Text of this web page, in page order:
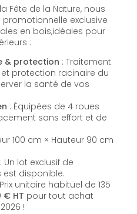
Fête de la Nature, nous
exclusive
en bois,idéales pour
:
& protection : Traitement
protection racinaire du
la santé de vos
: Équipées de 4 roues
sans effort et de
100 cm × Hauteur 90 cm
: Un lot exclusif de
est disponible.
unitaire habituel de 135
€ HT pour tout achat
!